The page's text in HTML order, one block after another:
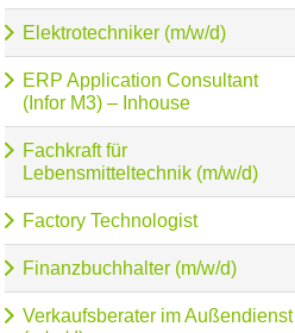
Elektrotechniker (m/w/d)
ERP Application Consultant
(Infor M3) – Inhouse
Fachkraft für
Lebensmitteltechnik (m/w/d)
Factory Technologist
Finanzbuchhalter (m/w/d)
Verkaufsberater im Außendienst